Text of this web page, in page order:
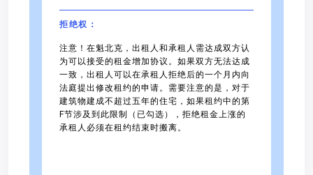
拒绝权：
注意！在魁北克，出租人和承租人需达成双方认
为可以接受的租金增加协议。如果双方无法达成
一致，出租人可以在承租人拒绝后的一个月内向
法庭提出修改租约的申请。需要注意的是，对于
建筑物建成不超过五年的住宅，如果租约中的第
F节涉及到此限制（已勾选），拒绝租金上涨的
承租人必须在租约结束时搬离。